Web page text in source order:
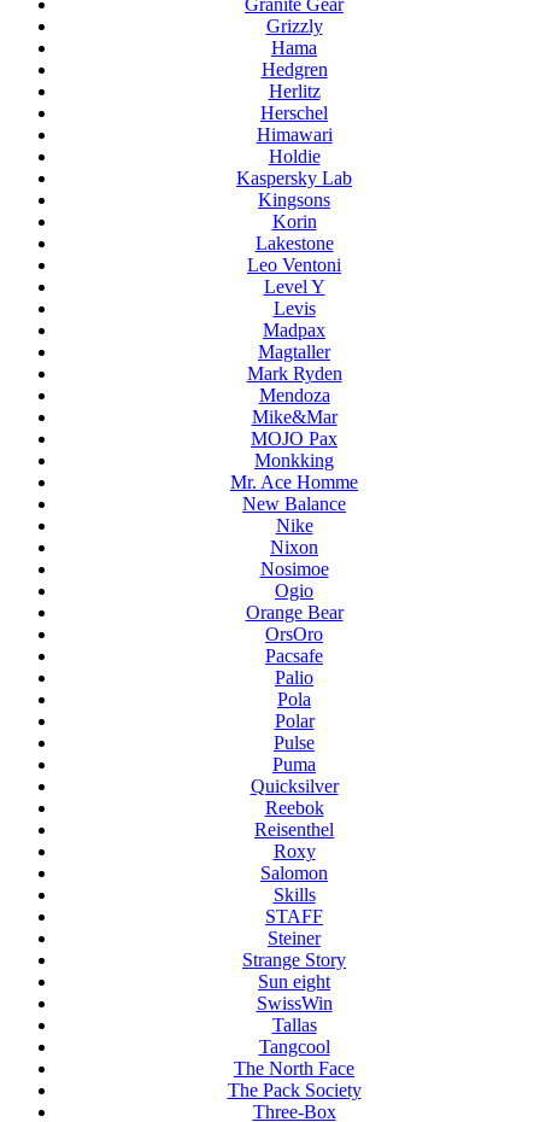
Granite Gear
Grizzly
Hama
Hedgren
Herlitz
Herschel
Himawari
Holdie
Kaspersky Lab
Kingsons
Korin
Lakestone
Leo Ventoni
Level Y
Levis
Madpax
Magtaller
Mark Ryden
Mendoza
Mike&Mar
MOJO Pax
Monkking
Mr. Ace Homme
New Balance
Nike
Nixon
Nosimoe
Ogio
Orange Bear
OrsOro
Pacsafe
Palio
Pola
Polar
Pulse
Puma
Quicksilver
Reebok
Reisenthel
Roxy
Salomon
Skills
STAFF
Steiner
Strange Story
Sun eight
SwissWin
Tallas
Tangcool
The North Face
The Pack Society
Three-Box